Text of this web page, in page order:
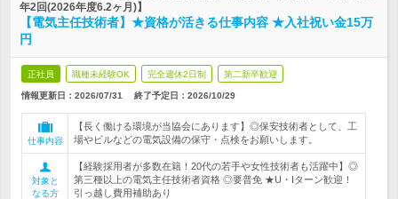
年2回(2026年度6.2ヶ月)】
【電気主任技術者】★資格が活きる仕事内容 ★入社祝い金15万
円
正社員 職種未経験OK 完全週休2日制 第二新卒歓迎
情報更新日：2026/07/31 終了予定日： 2026/10/29
仕事内容
【長く働ける環境が当協会にあります】◎保安技術者として、工
場やビルなどの電気設備の保守・点検をお願いします。
対象と
なる方
【経験採用者が多数在籍！20代の若手や女性技術者も活躍中】◎
第三種以上の電気主任技術者資格 ◎要普免 ★U・Iターン歓迎！
引っ越し費用補助あり